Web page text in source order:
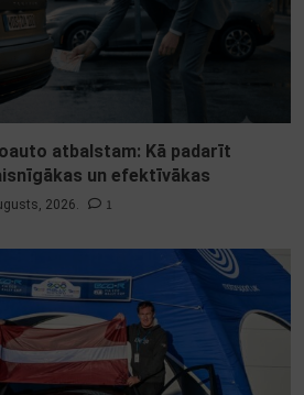
atbalstam: Kā padarīt
un efektīvākas
2026. 1